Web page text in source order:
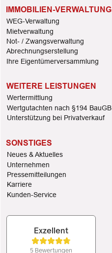
IMMOBILIEN-VERWALTUNG
WEG-Verwaltung
Mietverwaltung
Not- / Zwangsverwaltung
Abrechnungserstellung
Ihre Eigentümerversammlung
WEITERE LEISTUNGEN
Wertermittlung
Wertgutachten nach §194 BauGB
Unterstützung bei Privatverkauf
SONSTIGES
Neues & Aktuelles
Unternehmen
Pressemitteilungen
Karriere
Kunden-Service